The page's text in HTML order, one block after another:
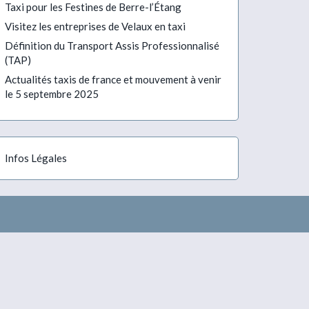
Taxi pour les Festines de Berre-l’Étang
Visitez les entreprises de Velaux en taxi
Définition du Transport Assis Professionnalisé
(TAP)
Actualités taxis de france et mouvement à venir
le 5 septembre 2025
Infos Légales